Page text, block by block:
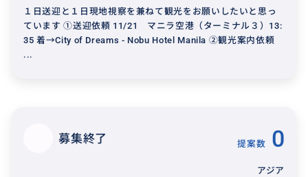
１日送迎と１日現地視察を兼ねて観光をお願いしたいと思っ
ています ①送迎依頼 11/21 マニラ空港（ターミナル３）13:
35 着→City of Dreams - Nobu Hotel Manila ②観光案内依頼
...
募集終了 提案数 0
アジア